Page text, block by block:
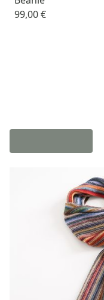
99,00 €